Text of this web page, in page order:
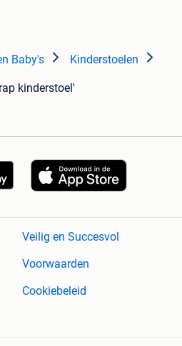
Baby's Kinderstoelen
kinderstoel'
Veilig en Succesvol
Voorwaarden
Cookiebeleid